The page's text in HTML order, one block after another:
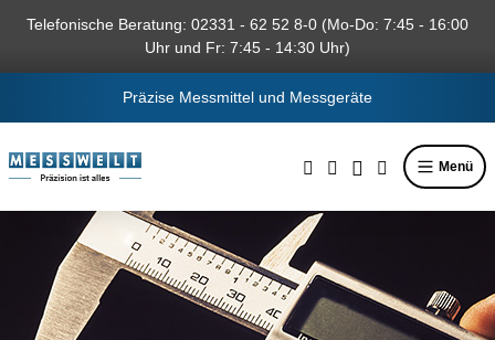
springen
Telefonische Beratung: 02331 - 62 52 8-0 (Mo-Do: 7:45 - 16:00
Uhr und Fr: 7:45 - 14:30 Uhr)
Präzise Messmittel und Messgeräte
Menü